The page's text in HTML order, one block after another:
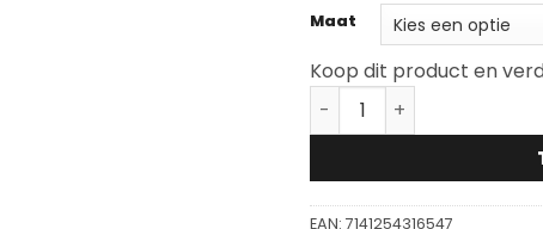
Maat
Koop dit product en
Universele lakroller
EAN: 7141254316547